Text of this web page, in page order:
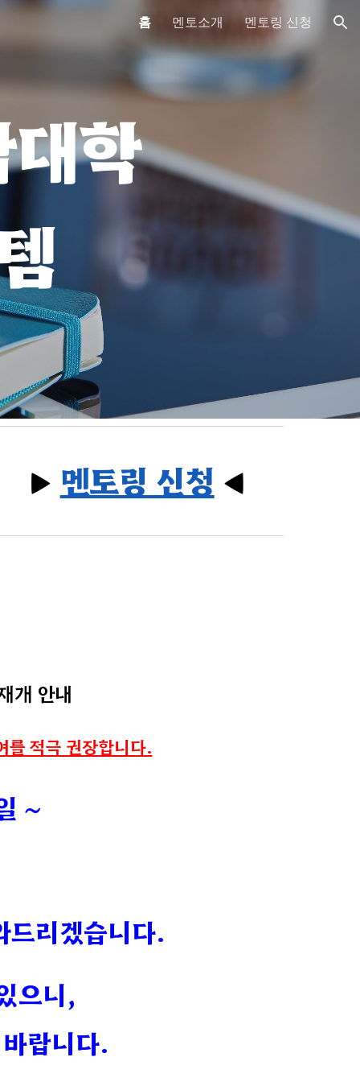
홈 멘토소개 멘토링 신청
학
▶ 멘토링 신청 ◀
개 안내
적극 권장합니다.
~
드리겠습니다.
으니,
랍니다.